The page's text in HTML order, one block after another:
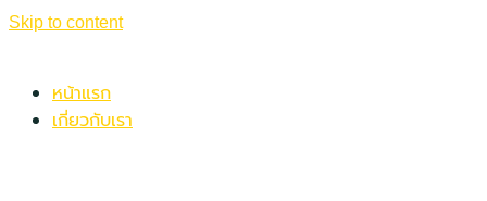
Skip to content
หน้าแรก
เกี่ยวกับเรา